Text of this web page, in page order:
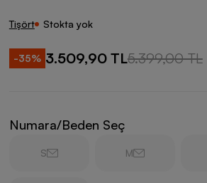
Tişört Stokta yok
-35% 3.509,90 TL5.399,00 TL
Numara/Beden Seç
S M